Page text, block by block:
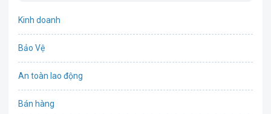
Kinh doanh
Bảo Vệ
An toàn lao động
Bán hàng